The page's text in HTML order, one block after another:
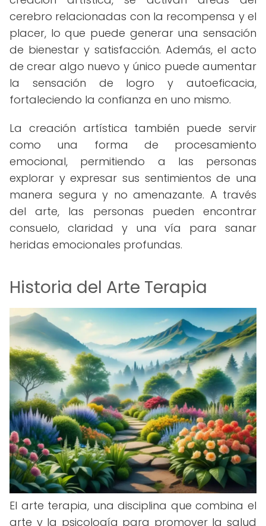
cerebro relacionadas con la recompensa y el
placer, lo que puede generar una sensación
de bienestar y satisfacción. Además, el acto
de crear algo nuevo y único puede aumentar
la sensación de logro y autoeficacia,
fortaleciendo la confianza en uno mismo.
La creación artística también puede servir
como una forma de procesamiento
emocional, permitiendo a las personas
explorar y expresar sus sentimientos de una
manera segura y no amenazante. A través
del arte, las personas pueden encontrar
consuelo, claridad y una vía para sanar
heridas emocionales profundas.
Historia del Arte Terapia
El arte terapia, una disciplina que combina el
arte y la psicología para promover la salud